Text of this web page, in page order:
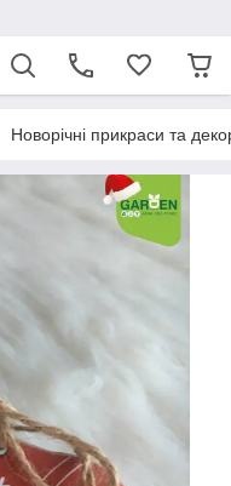
Новорічні прикраси та